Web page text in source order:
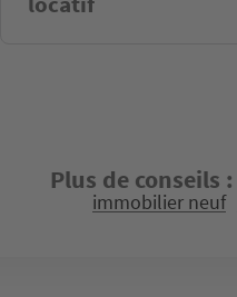
Plus de conseils
immobilier neuf